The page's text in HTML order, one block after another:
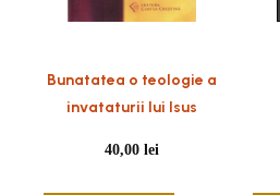
Bunatatea o teologie a
invataturii lui Isus
40,00lei